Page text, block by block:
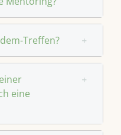
Treffen?
eine